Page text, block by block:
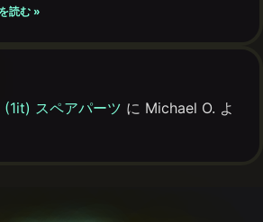
読む »
(1it) スペアパーツ に Michael O. よ